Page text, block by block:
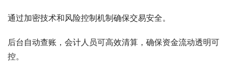
通过加密技术和风险控制机制确保交易安全。
后台自动查账，会计人员可高效清算，确保资金流动透明可
控。